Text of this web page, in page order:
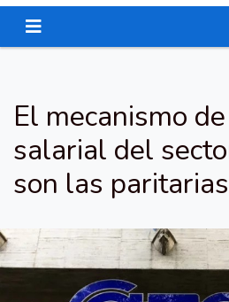
El mecanismo
salarial del
son las paritarias